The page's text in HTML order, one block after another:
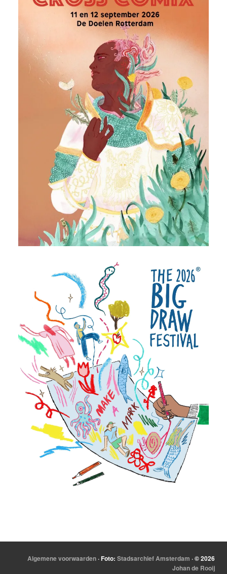
Algemene voorwaarden · Foto: Stadsarchief Amsterdam · © 2026
Johan de Rooij